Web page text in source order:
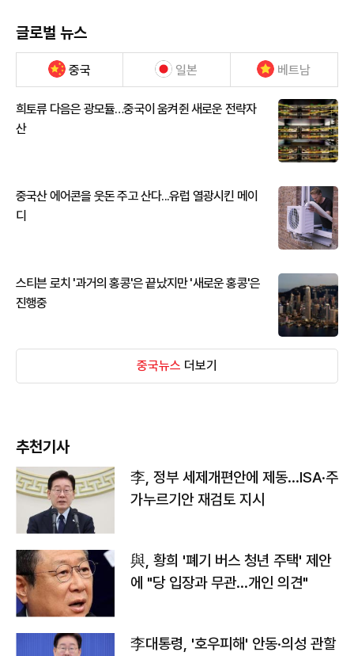
글로벌 뉴스
중국 일본 베트남
희토류 다음은 광모듈…중국이 움켜쥔 새로운 전략자
산
중국산 에어콘을 웃돈 주고 산다...유럽 열광시킨 메이
디
스티븐 로치 '과거의 홍콩'은 끝났지만 '새로운 홍콩'은
진행중
중국뉴스 더보기
추천기사
李, 정부 세제개편안에 제동…ISA·주
가누르기안 재검토 지시
與, 황희 '폐기 버스 청년 주택' 제안
에 "당 입장과 무관…개인 의견"
李대통령, '호우피해' 안동·의성 관할